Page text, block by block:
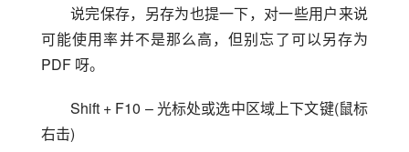
说完保存，另存为也提一下，对一些用户来说
可能使用率并不是那么高，但别忘了可以另存为
PDF 呀。
Shift + F10 – 光标处或选中区域上下文键(鼠标
右击)